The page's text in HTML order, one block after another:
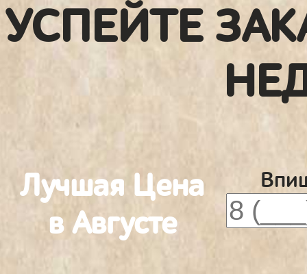
УСПЕЙТЕ
Лучшая Цена
в Августе